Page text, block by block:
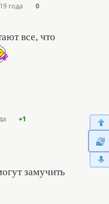
года 0
все, что
+1
замучить